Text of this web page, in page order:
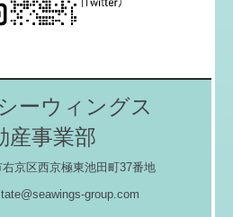
ーウィングス
産事業部
京区西京極東池田町37番地
group.com